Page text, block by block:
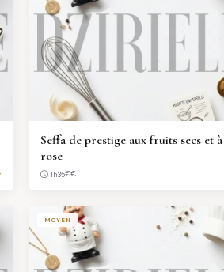
Seffa de prestige aux fruits secs et
rose
1h35€€
MOYEN